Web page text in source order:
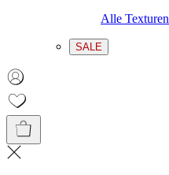
Alle Texturen
SALE